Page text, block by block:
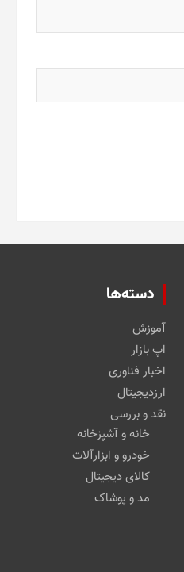
دسته‌ها
آموزش
اپ بازار
اخبار فناوری
ارزدیجیتال
نقد و بررسی
خانه و آشپزخانه
خودرو و ابزارآلات
کالای دیجیتال
مد و پوشاک